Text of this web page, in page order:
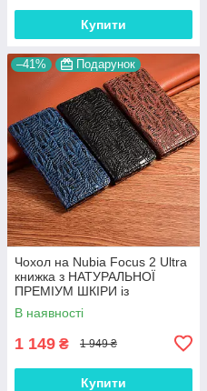
Купити
–41% Подарунок
Чохол на Nubia Focus 2 Ultra
книжка з НАТУРАЛЬНОЇ
ПРЕМІУМ ШКІРИ із
підставкою протиударний
магнітний "DRAGON"
В наявності
1 149 ₴ 1 949 ₴
Купити